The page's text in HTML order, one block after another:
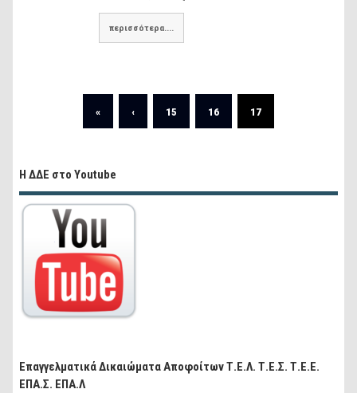
περισσότερα....
« ‹ 15 16 17
Η ΔΔΕ στο Youtube
Επαγγελματικά Δικαιώματα Αποφοίτων Τ.Ε.Λ. Τ.Ε.Σ. Τ.Ε.Ε.
ΕΠΑ.Σ. ΕΠΑ.Λ